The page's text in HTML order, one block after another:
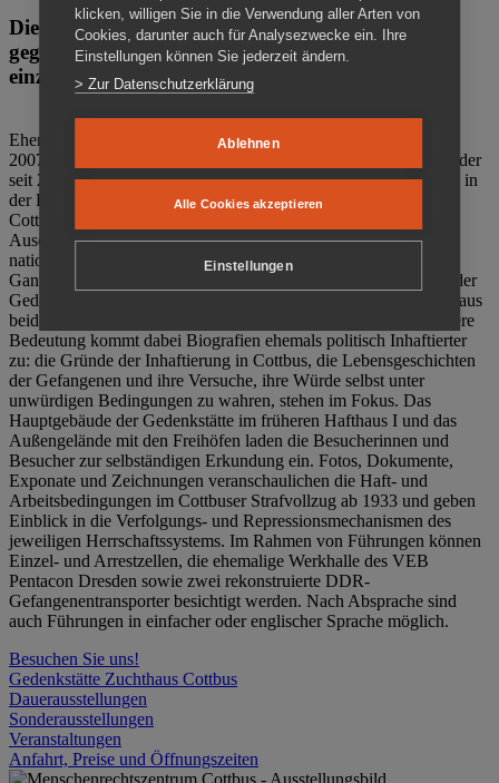
Die Gedenkstätte Zuchthaus Cottbus ist ein Ort
gegen das Vergessen. Anschaulich, nah und
einzigartig.
Ehemalige politische Häftlinge der DDR gründeten im Oktober
2007 den Verein Menschenrechtszentrum Cottbus e. V. (MRZ), der
seit 2011 Eigentümer des ehemaligen Gefängnisses (1860-2002) in
der Bautzener Straße und Träger der Gedenkstätte Zuchthaus
Cottbus ist. Im Zentrum der Arbeit der Gedenkstätte steht die
Auseinandersetzung mit politischem Unrecht während der
nationalsozialistischen Terrorherrschaft und der SED-Diktatur.
Ganzjährig zeigen mehrere Dauer- und Sonderausstellungen in der
Gedenkstätte Zuchthaus Cottbus Beispiele politischen Unrechts aus
beiden deutschen Diktaturen des 20. Jahrhunderts. Eine besondere
Bedeutung kommt dabei Biografien ehemals politisch Inhaftierter
zu: die Gründe der Inhaftierung in Cottbus, die Lebensgeschichten
der Gefangenen und ihre Versuche, ihre Würde selbst unter
unwürdigen Bedingungen zu wahren, stehen im Fokus. Das
Hauptgebäude der Gedenkstätte im früheren Hafthaus I und das
Außengelände mit den Freihöfen laden die Besucherinnen und
Besucher zur selbständigen Erkundung ein. Fotos, Dokumente,
Exponate und Zeichnungen veranschaulichen die Haft- und
Arbeitsbedingungen im Cottbuser Strafvollzug ab 1933 und geben
Einblick in die Verfolgungs- und Repressionsmechanismen des
jeweiligen Herrschaftssystems. Im Rahmen von Führungen können
Einzel- und Arrestzellen, die ehemalige Werkhalle des VEB
Pentacon Dresden sowie zwei rekonstruierte DDR-
Gefangenentransporter besichtigt werden. Nach Absprache sind
auch Führungen in einfacher oder englischer Sprache möglich.
Besuchen Sie uns!
Gedenkstätte Zuchthaus Cottbus
Dauerausstellungen
Sonderausstellungen
Veranstaltungen
Anfahrt, Preise und Öffnungszeiten
klicken, willigen Sie in die Verwendung aller Arten von
Cookies, darunter auch für Analysezwecke ein. Ihre
Einstellungen können Sie jederzeit ändern.
> Zur Datenschutzerklärung
Ablehnen
Alle Cookies akzeptieren
Einstellungen